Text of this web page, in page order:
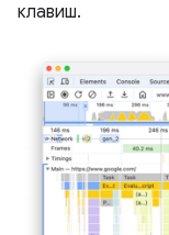
клавиш.